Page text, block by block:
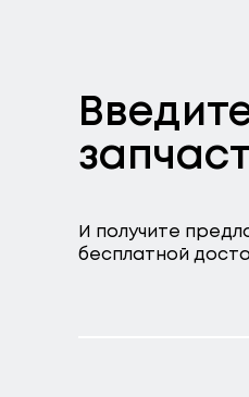
И получите
бесплатной